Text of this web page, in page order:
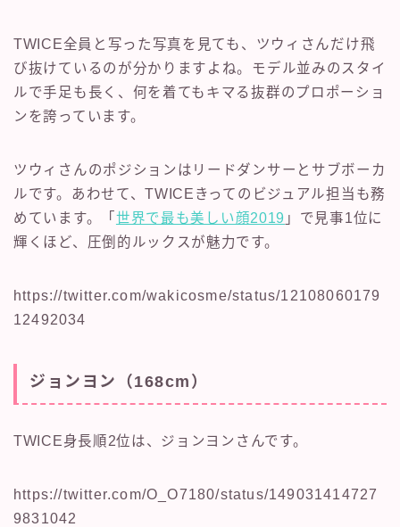
TWICE全員と写った写真を見ても、ツウィさんだけ飛
び抜けているのが分かりますよね。モデル並みのスタイ
ルで手足も長く、何を着てもキマる抜群のプロポーショ
ンを誇っています。
ツウィさんのポジションはリードダンサーとサブボーカ
ルです。あわせて、TWICEきってのビジュアル担当も務
めています。「 世界で最も美しい顔2019 」で見事1位に
輝くほど、圧倒的ルックスが魅力です。
https://twitter.com/wakicosme/status/12108060179
12492034
ジョンヨン（168cm）
TWICE身長順2位は、ジョンヨンさんです。
https://twitter.com/O_O7180/status/149031414727
9831042